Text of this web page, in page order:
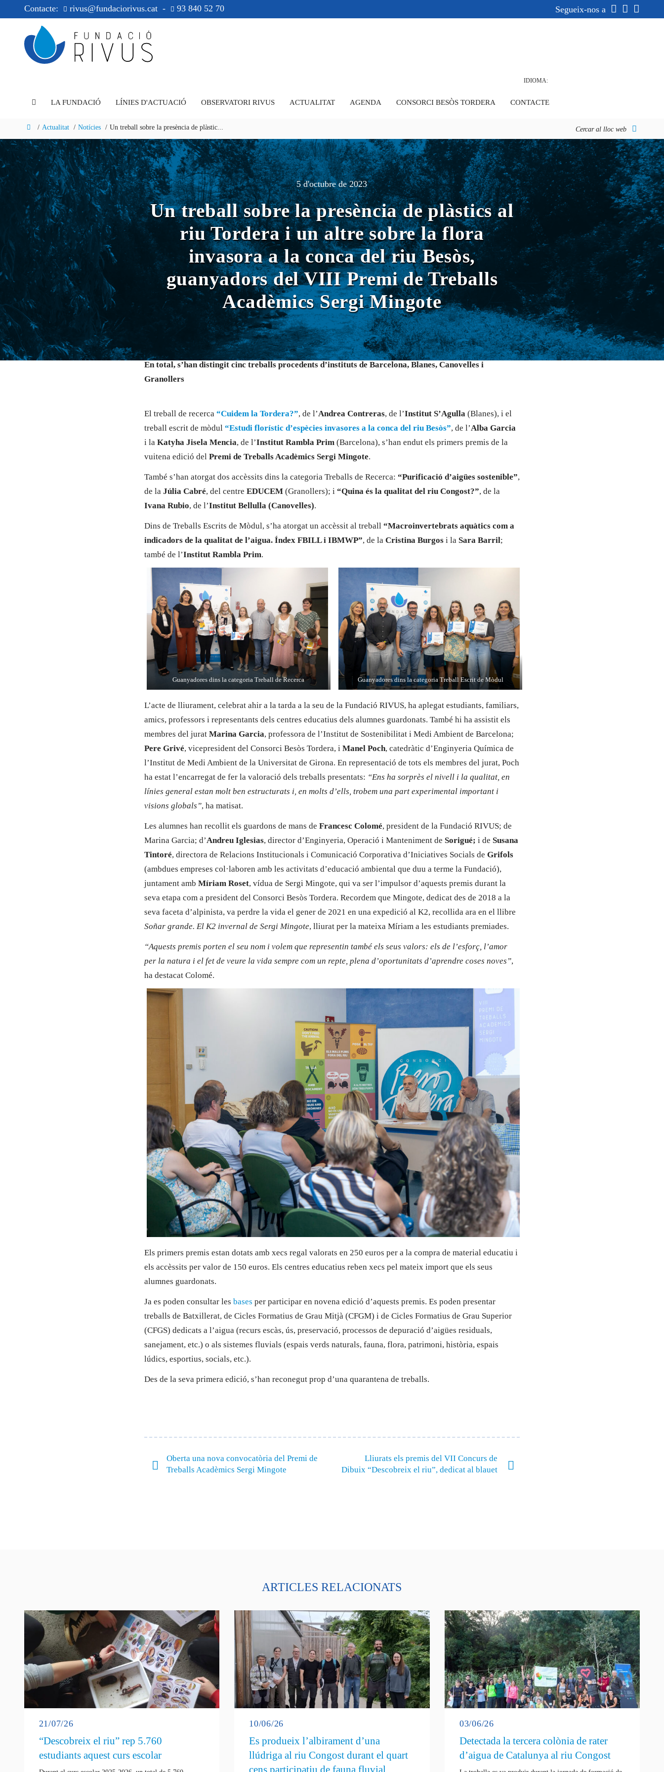
Contacte: rivus@fundaciorivus.cat - 93 840 52 70 Segueix-nos a
IDIOMA:
LA FUNDACIÓ LÍNIES D'ACTUACIÓ OBSERVATORI RIVUS ACTUALITAT AGENDA CONSORCI BESÒS TORDERA CONTACTE
Actualitat Notícies Un treball sobre la presència de plàstic... Cercar al lloc web
5 d'octubre de 2023
Un treball sobre la presència de plàstics al
riu Tordera i un altre sobre la flora
invasora a la conca del riu Besòs,
guanyadors del VIII Premi de Treballs
Acadèmics Sergi Mingote
En total, s’han distingit cinc treballs procedents d’instituts de Barcelona, Blanes, Canovelles i
Granollers
El treball de recerca “Cuidem la Tordera?”, de l’Andrea Contreras, de l’Institut S’Agulla (Blanes), i el
treball escrit de mòdul “Estudi florístic d’espècies invasores a la conca del riu Besòs”, de l’Alba Garcia
i laKatyha Jisela Mencia, de l’Institut Rambla Prim (Barcelona), s’han endut els primers premis de la
vuitena edició del Premi de Treballs Acadèmics Sergi Mingote.
També s’han atorgat dos accèssits dins la categoria Treballs de Recerca: “Purificació d’aigües sostenible”,
de la Júlia Cabré, del centre EDUCEM(Granollers); i “Quina és la qualitat del riu Congost?”, de la
Ivana Rubio, de l’Institut Bellulla (Canovelles).
Dins de Treballs Escrits de Mòdul, s’ha atorgat un accèssit al treball “Macroinvertebrats aquàtics com a
indicadors de la qualitat de l’aigua. Índex FBILL i IBMWP”, de la Cristina Burgosi la Sara Barril;
també de l’Institut Rambla Prim.
Guanyadores dins la categoria Treball de Recerca Guanyadores dins la categoria Treball Escrit de Mòdul
L’acte de lliurament, celebrat ahir a la tarda a la seu de la Fundació RIVUS, ha aplegat estudiants, familiars,
amics, professors i representants dels centres educatius dels alumnes guardonats. També hi ha assistit els
membres del jurat Marina Garcia, professora de l’Institut de Sostenibilitat i Medi Ambient de Barcelona;
Pere Grivé, vicepresident del Consorci Besòs Tordera, i Manel Poch, catedràtic d’Enginyeria Química de
l’Institut de Medi Ambient de la Universitat de Girona. En representació de tots els membres del jurat, Poch
ha estat l’encarregat de fer la valoració dels treballs presentats: “Ens ha sorprès el nivell i la qualitat, en
línies general estan molt ben estructurats i, en molts d’ells, trobem una part experimental important i
visions globals”, ha matisat.
Les alumnes han recollit els guardons de mans de Francesc Colomé, president de la Fundació RIVUS; de
Marina Garcia; d’Andreu Iglesias, director d’Enginyeria, Operació i Manteniment de Sorigué; i de Susana
Tintoré, directora de Relacions Institucionals i Comunicació Corporativa d’Iniciatives Socials de Grifols
(ambdues empreses col·laboren amb les activitats d’educació ambiental que duu a terme la Fundació),
juntament amb Míriam Roset, vídua de Sergi Mingote, qui va ser l’impulsor d’aquests premis durant la
seva etapa com a president del Consorci Besòs Tordera. Recordem que Mingote, dedicat des de 2018 a la
seva faceta d’alpinista, va perdre la vida el gener de 2021 en una expedició al K2, recollida ara en el llibre
Soñar grande. El K2 invernal de Sergi Mingote, lliurat per la mateixa Míriam a les estudiants premiades.
“Aquests premis porten el seu nom i volem que representin també els seus valors: els de l’esforç, l’amor
per la natura i el fet de veure la vida sempre com un repte, plena d’oportunitats d’aprendre coses noves”,
ha destacat Colomé.
Els primers premis estan dotats amb xecs regal valorats en 250 euros per a la compra de material educatiu i
els accèssits per valor de 150 euros. Els centres educatius reben xecs pel mateix import que els seus
alumnes guardonats.
Ja es poden consultar les bases per participar en novena edició d’aquests premis. Es poden presentar
treballs de Batxillerat, de Cicles Formatius de Grau Mitjà (CFGM) i de Cicles Formatius de Grau Superior
(CFGS) dedicats a l’aigua (recurs escàs, ús, preservació, processos de depuració d’aigües residuals,
sanejament, etc.) o als sistemes fluvials (espais verds naturals, fauna, flora, patrimoni, història, espais
lúdics, esportius, socials, etc.).
Des de la seva primera edició, s’han reconegut prop d’una quarantena de treballs.
Oberta una nova convocatòria del Premi de
Treballs Acadèmics Sergi Mingote
Lliurats els premis del VII Concurs de
Dibuix “Descobreix el riu”, dedicat al blauet
ARTICLES RELACIONATS
21/07/26
“Descobreix el riu” rep 5.760
estudiants aquest curs escolar
10/06/26
Es produeix l’albirament d’una
llúdriga al riu Congost durant el quart
cens participatiu de fauna fluvial
03/06/26
Detectada la tercera colònia de rater
d’aigua de Catalunya al riu Congost